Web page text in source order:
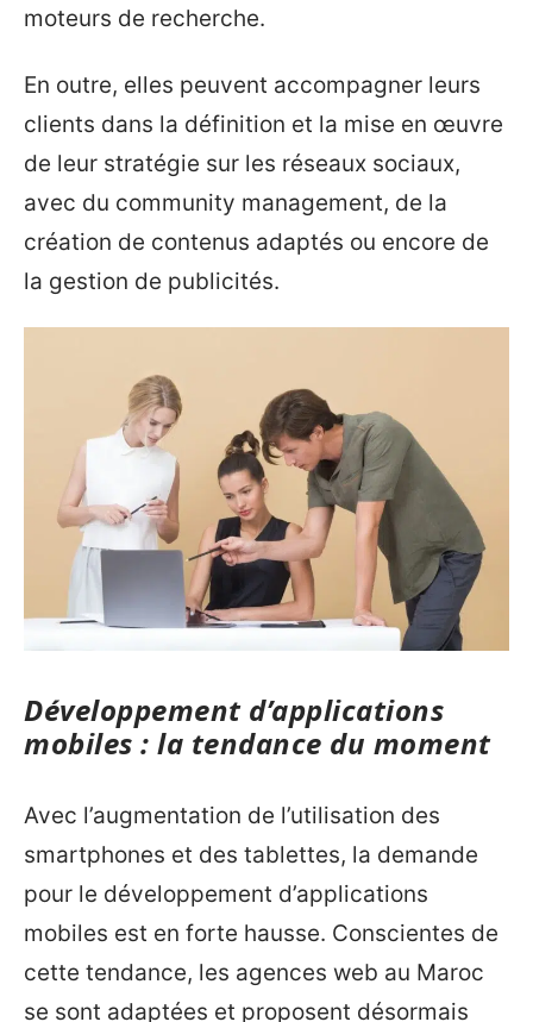
moteurs de recherche.
En outre, elles peuvent accompagner leurs
clients dans la définition et la mise en œuvre
de leur stratégie sur les réseaux sociaux,
avec du community management, de la
création de contenus adaptés ou encore de
la gestion de publicités.
Développement d’applications
mobiles : la tendance du moment
Avec l’augmentation de l’utilisation des
smartphones et des tablettes, la demande
pour le développement d’applications
mobiles est en forte hausse. Conscientes de
cette tendance, les agences web au Maroc
se sont adaptées et proposent désormais